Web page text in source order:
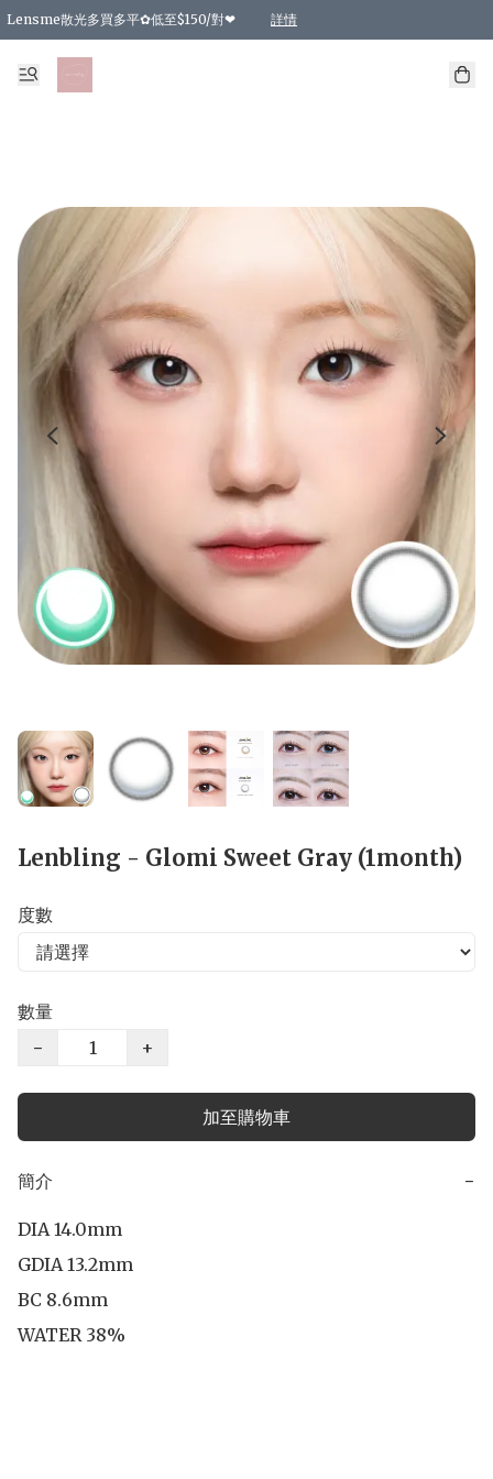
Lensme散光多買多平✿低至$150/對❤ 詳情
台灣Karacon⁩✧日拋 特價清貨❁⃘
日本韓國多款日/月拋現貨☼ 特價❤︎數量有限 售完即止
🇰🇷韓國多款月拋現貨 特價兩對$99✿數量有限 售完即止♫
精選商品，任選買2件或以上9 折；買4件或以上85 折；買6件或以上8 折
精選商品，任選買2件HKD 140.00；買4件HKD 260.00
精選商品，任選買2件HKD 190.00；買4件HKD 360.00
精選商品，任選買2件HKD 110.00；買4件HKD 180.00
精選商品，任選買2件HKD 170.00；買4件HKD 320.00
精選商品，任選買2件或以上減HKD 148.00
精選商品，任選買2件或以上減HKD 148.00
精選商品，任選買2件或以上95 折；買4件或以上9 折；買6件或以上85 折；買8件
精選商品，任選買12件或以上87 折
精選商品，任選買2件或以上減HKD 16.00；買4件或以上減HKD 32.00；買6
精選商品，任選買2件或以上95 折；買4件或以上9 折；買8件或以上85 折；買12
購物滿 HKD 800.00即享免運費優惠！（適用於 特定的送貨方式 )
Lenbling - Glomi Sweet Gray (1month)
度數
數量
−
+
加至購物車
簡介 −
DIA 14.0mm
GDIA 13.2mm
BC 8.6mm
WATER 38%